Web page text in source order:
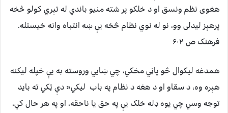
هغوی نظم ونسق او د خلکو پر شته منیو باندي له تېري کولو څخه
پرهېز لیدلی وو، نو له نوي نظام څخه یې ښه انتباه وانه خیستله.
فرهنګ ص ۶۰۲
همدغه لیکوال څو پاڼي مخکي، چي ښايي وروسته به یې خپله لیکنه
هېره وه، د سقاو او د هغه د نظام په باب لیکي« دې ټکي ته باید
توجه وسي چي یوه ډله خلک یې په حق یا ناحقه، او په هر حال کي،